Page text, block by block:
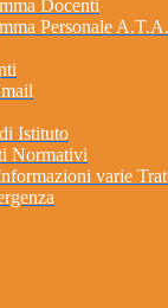
Docenti
Personale A.T.A.
Istituto
Normativi
varie